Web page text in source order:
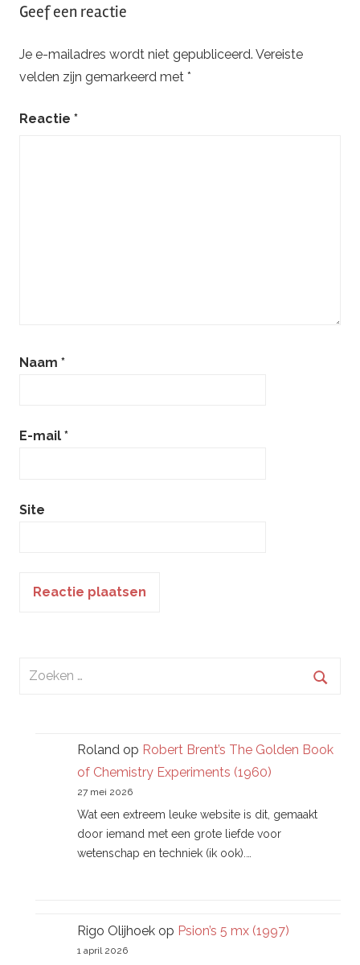
met
carlos
moog ,
Geef een reactie
Je e-mailadres wordt niet gepubliceerd. Vereiste
velden zijn gemarkeerd met *
Reactie *
Naam *
E-mail *
Site
Zoeken
Roland op Robert Brent’s The Golden Book
of Chemistry Experiments (1960)
27 mei 2026
Wat een extreem leuke website is dit, gemaakt
door iemand met een grote liefde voor
wetenschap en techniek (ik ook).…
Rigo Olijhoek op Psion’s 5 mx (1997)
1 april 2026